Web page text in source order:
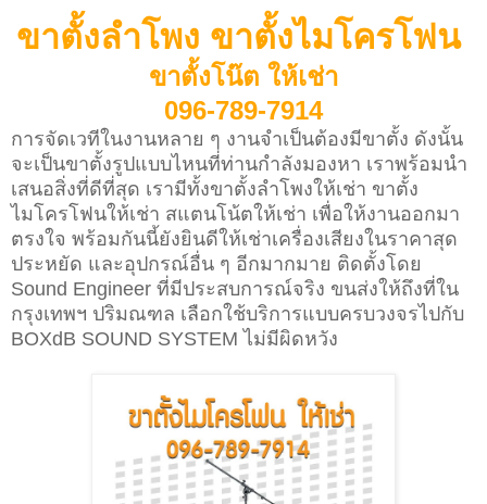
ขาตั้งลำโพง ขาตั้งไมโครโฟน
ขาตั้งโน๊ต ให้เช่า
096-789-7914
การจัดเวทีในงานหลาย ๆ งานจำเป็นต้องมีขาตั้ง ดังนั้น
จะเป็นขาตั้งรูปแบบไหนที่ท่านกำลังมองหา เราพร้อมนำ
เสนอสิ่งที่ดีที่สุด เรามีทั้งขาตั้งลำโพงให้เช่า ขาตั้ง
ไมโครโฟนให้เช่า สแตนโน้ตให้เช่า เพื่อให้งานออกมา
ตรงใจ พร้อมกันนี้ยังยินดีให้เช่าเครื่องเสียงในราคาสุด
ประหยัด และอุปกรณ์อื่น ๆ อีกมากมาย ติดตั้งโดย
Sound Engineer ที่มีประสบการณ์จริง ขนส่งให้ถึงที่ใน
กรุงเทพฯ ปริมณฑล เลือกใช้บริการแบบครบวงจรไปกับ
BOXdB SOUND SYSTEM ไม่มีผิดหวัง